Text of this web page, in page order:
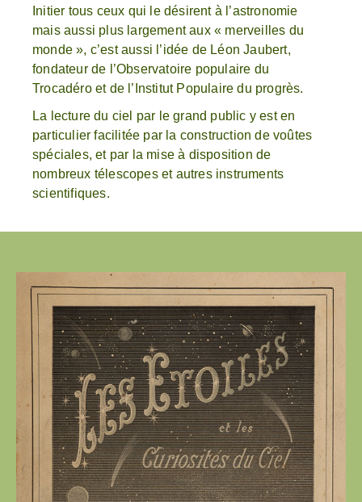
Initier tous ceux qui le désirent à l’astronomie
mais aussi plus largement aux « merveilles du
monde », c’est aussi l’idée de Léon Jaubert,
fondateur de l’Observatoire populaire du
Trocadéro et de l’Institut Populaire du progrès.
La lecture du ciel par le grand public y est en
particulier facilitée par la construction de voûtes
spéciales, et par la mise à disposition de
nombreux télescopes et autres instruments
scientifiques.